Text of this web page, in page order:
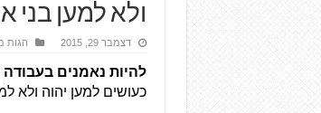
ולא למען בני
דצמבר 29, 2015 הגות
להיות נאמנים בעבודה
כעושים למען יהוה ולא